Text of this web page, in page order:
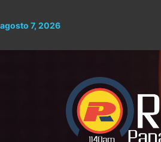
al
agosto 7, 2026